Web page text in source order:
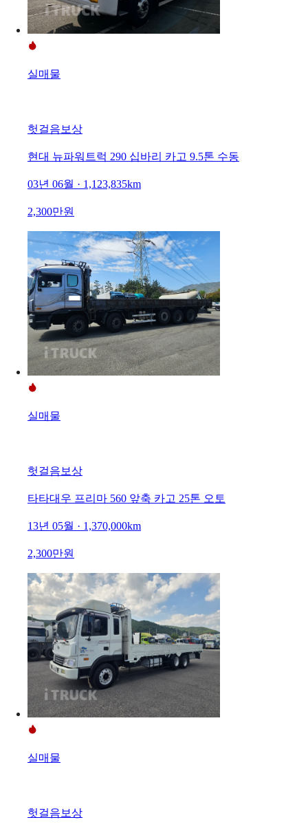
실매물
헛걸음보상
현대 뉴파워트럭 290 십바리 카고 9.5톤 수동
03년 06월 · 1,123,835km
2,300만원
실매물
헛걸음보상
타타대우 프리마 560 앞축 카고 25톤 오토
13년 05월 · 1,370,000km
2,300만원
실매물
헛걸음보상